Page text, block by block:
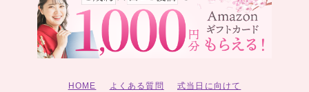
HOME よくある質問
式当日に向けて